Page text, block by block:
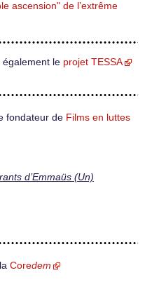
ascension" de l’extrême
le projet TESSA
fondateur de Films en luttes
d’Emmaüs (Un)
Coredem